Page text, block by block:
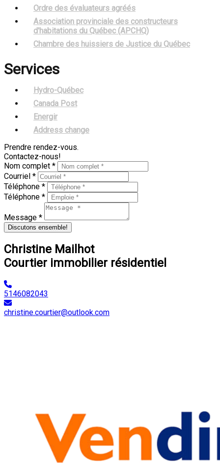
Ordre des évaluateurs agréés
Association provinciale des constructeurs
d'habitations du Québec (APCHQ)
Chambre des huissiers de Justice du Québec
Services
Hydro-Québec
Canada Post
Energir
Address change
Prendre rendez-vous.
Contactez-nous!
Nom complet *
Courriel *
Téléphone *
Téléphone *
Message *
Discutons ensemble!
Christine Mailhot
Courtier immobilier résidentiel
5146082043
christine.courtier@outlook.com